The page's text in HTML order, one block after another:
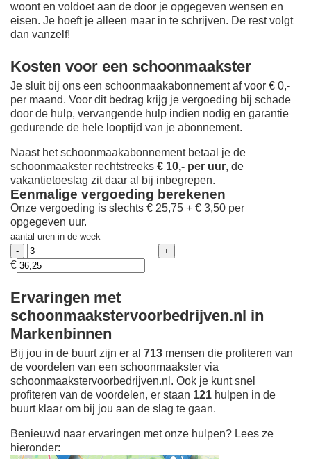
woont en voldoet aan de door je opgegeven wensen en
eisen. Je hoeft je alleen maar in te schrijven. De rest volgt
dan vanzelf!
Kosten voor een schoonmaakster
Je sluit bij ons een schoonmaakabonnement af voor € 0,-
per maand. Voor dit bedrag krijg je vergoeding bij schade
door de hulp, vervangende hulp indien nodig en garantie
gedurende de hele looptijd van je abonnement.
Naast het schoonmaakabonnement betaal je de
schoonmaakster rechtstreeks € 10,- per uur, de
vakantietoeslag zit daar al bij inbegrepen.
Eenmalige vergoeding berekenen
Onze vergoeding is slechts € 25,75 + € 3,50 per
opgegeven uur.
aantal uren in de week
€
Ervaringen met
schoonmaakstervoorbedrijven.nl in
Markenbinnen
Bij jou in de buurt zijn er al 713 mensen die profiteren van
de voordelen van een schoonmaakster via
schoonmaakstervoorbedrijven.nl. Ook je kunt snel
profiteren van de voordelen, er staan 121 hulpen in de
buurt klaar om bij jou aan de slag te gaan.
Benieuwd naar ervaringen met onze hulpen? Lees ze
hieronder: